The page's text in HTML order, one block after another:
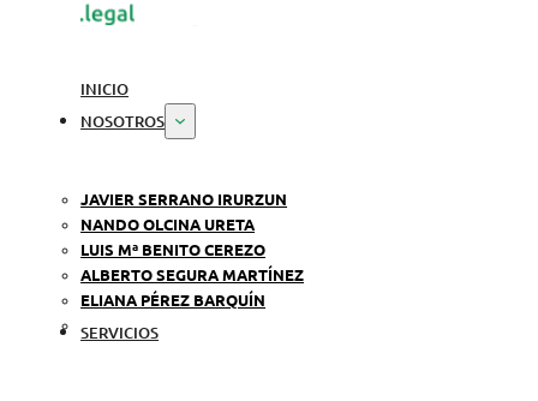
INICIO
NOSOTROS
JAVIER SERRANO IRURZUN
NANDO OLCINA URETA
LUIS Mª BENITO CEREZO
ALBERTO SEGURA MARTÍNEZ
ELIANA PÉREZ BARQUÍN
SERVICIOS